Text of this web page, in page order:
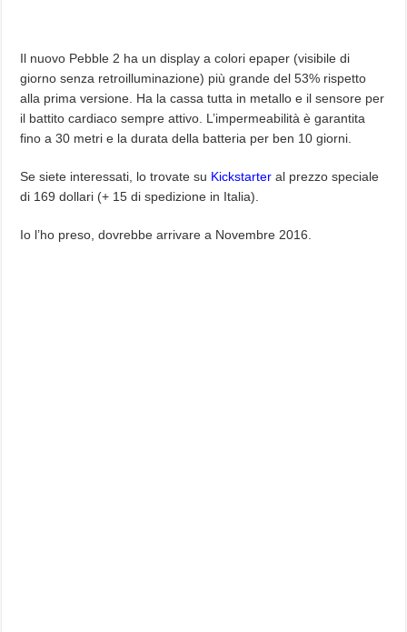
Il nuovo Pebble 2 ha un display a colori epaper (visibile di
giorno senza retroilluminazione) più grande del 53% rispetto
alla prima versione. Ha la cassa tutta in metallo e il sensore per
il battito cardiaco sempre attivo. L’impermeabilità è garantita
fino a 30 metri e la durata della batteria per ben 10 giorni.
Se siete interessati, lo trovate su Kickstarter al prezzo speciale
di 169 dollari (+ 15 di spedizione in Italia).
Io l’ho preso, dovrebbe arrivare a Novembre 2016.